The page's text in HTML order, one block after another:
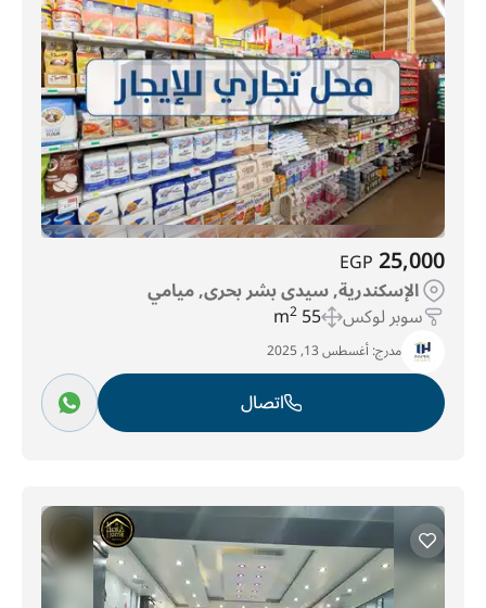
25,000
EGP
الإسكندرية, سيدى بشر بحرى, ميامي
سوبر لوكس 55 m
2
مدرج:أغسطس 13, 2025
اتصال